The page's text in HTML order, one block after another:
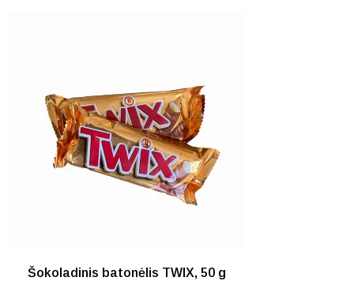
Šokoladinis batonėlis TWIX, 50 g